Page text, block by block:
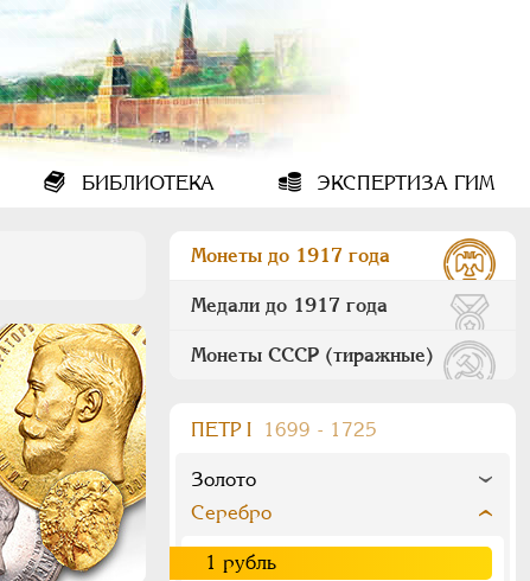
БИБЛИОТЕКА ЭКСПЕРТИЗА ГИМ
Монеты до 1917 года
Медали до 1917 года
Монеты СССР (тиражные)
ПEТР I 1699 - 1725
Золото
Серебро
1 рубль